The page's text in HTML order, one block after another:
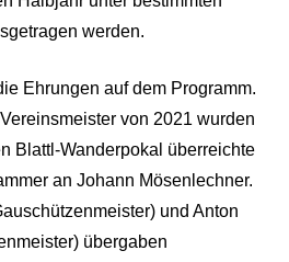
werden.
Ehrungen auf dem Programm.
von 2021 wurden
Blattl-Wanderpokal überreichte
an Johann Mösenlechner.
und Anton
übergaben